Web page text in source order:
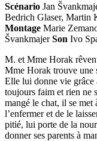
Scénario Jan
Bedrich Glaser, Martin
Montage Marie
ŠvankmajerSon Ivo
M. et Mme Horak
Mme Horak trouve une
Elle lui donne vie grâce
toujours faim et rien ne
mangé le chat, il se met
l’enfermer et de le
pitié, lui porte de la
donner ses parents à